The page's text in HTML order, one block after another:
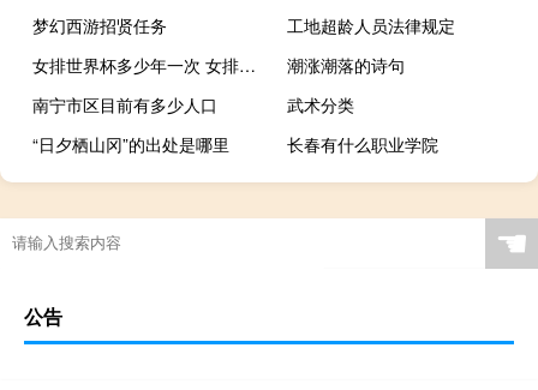
梦幻西游招贤任务
工地超龄人员法律规定
女排世界杯多少年一次 女排世界杯永久取消
潮涨潮落的诗句
南宁市区目前有多少人口
武术分类
“日夕栖山冈”的出处是哪里
长春有什么职业学院
☚
公告